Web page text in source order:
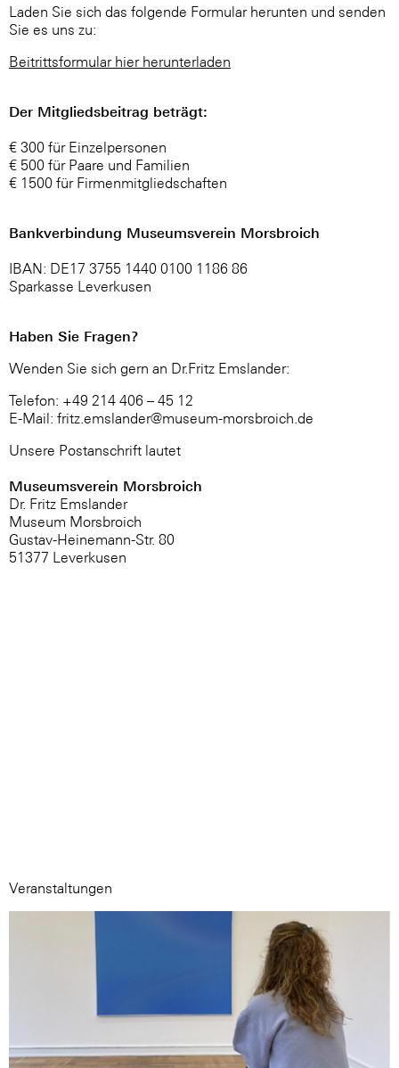
Laden Sie sich das folgende Formular herunten und senden
Sie es uns zu:
Beitrittsformular hier herunterladen
Der Mitgliedsbeitrag beträgt:
€ 300 für Einzelpersonen
€ 500 für Paare und Familien
€ 1500 für Firmenmitgliedschaften
Bankverbindung Museumsverein Morsbroich
IBAN: DE17 3755 1440 0100 1186 86
Sparkasse Leverkusen
Haben Sie Fragen?
Wenden Sie sich gern an Dr.Fritz Emslander:
Telefon: +49 214 406 – 45 12
E-Mail: fritz.emslander@museum-morsbroich.de
Unsere Postanschrift lautet
Museumsverein Morsbroich
Dr. Fritz Emslander
Museum Morsbroich
Gustav-Heinemann-Str. 80
51377 Leverkusen
Veranstaltungen